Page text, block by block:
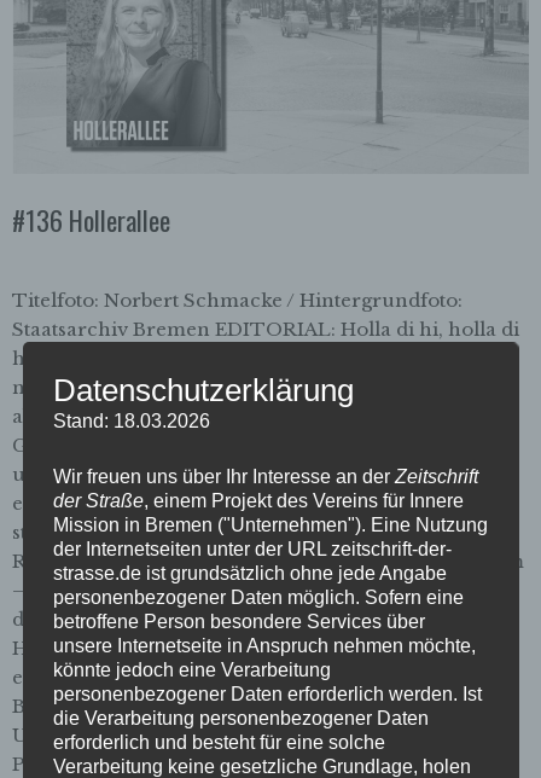
#136 Hollerallee
Titelfoto: Norbert Schmacke / Hintergrundfoto:
Staatsarchiv Bremen EDITORIAL: Holla di hi, holla di
ho Liebe Leser:innen und Leser, die Hollerallee ist
nicht unbedingt eine Straße für den Spaziergang, was
aber nicht daran liegt, dass es dort nicht schön wäre.
Ganz im Gegenteil: Sofern man nicht in den etwas
unübersichtlich geführten Fahrradverkehr gerät, ist
es da eigentlich ganz beschaulich und bietet neben
stilvollen Altbauten und Natur auch immer wieder
Raum für einen Blick in die Weite. Dass man trotzdem
– wenn überhaupt – dann eher in Eile hier
durchrauscht, hat zwei Gründe: Erstens ist die
Hollerallee ein manchmal auch bedrängtes Nadelöhr,
eine von wenigen Ost-West-Querungen zwischen
Bürgerpark, Stadthalle, Bürgerweide und Bahnhof.
Und wenn man es dann mal nicht eilig hat, ist der
Park nebenan eben doch die noch schönere Strecke.
Datenschutzerklärung
Stand: 18.03.2026
Wir freuen uns über Ihr Interesse an der Zeitschrift
der Straße, einem Projekt des Vereins für Innere
Mission in Bremen ("Unternehmen"). Eine Nutzung
der Internetseiten unter der URL zeitschrift-der-
strasse.de ist grundsätzlich ohne jede Angabe
personenbezogener Daten möglich. Sofern eine
betroffene Person besondere Services über
unsere Internetseite in Anspruch nehmen möchte,
könnte jedoch eine Verarbeitung
personenbezogener Daten erforderlich werden. Ist
die Verarbeitung personenbezogener Daten
erforderlich und besteht für eine solche
Verarbeitung keine gesetzliche Grundlage, holen